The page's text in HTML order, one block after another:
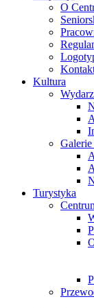
O
Kultura
Turystyka